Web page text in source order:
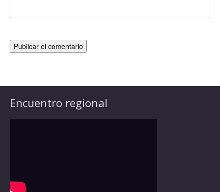
Encuentro regional